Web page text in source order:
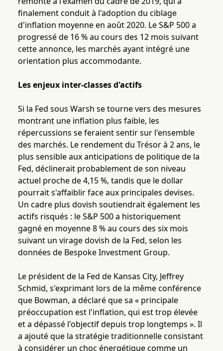
finalement conduit à l'adoption du ciblage
d'inflation moyenne en août 2020. Le S&P 500 a
progressé de 16 % au cours des 12 mois suivant
cette annonce, les marchés ayant intégré une
orientation plus accommodante.
Les enjeux inter-classes d'actifs
Si la Fed sous Warsh se tourne vers des mesures
montrant une inflation plus faible, les
répercussions se feraient sentir sur l'ensemble
des marchés. Le rendement du Trésor à 2 ans, le
plus sensible aux anticipations de politique de la
Fed, déclinerait probablement de son niveau
actuel proche de 4,15 %, tandis que le dollar
pourrait s'affaiblir face aux principales devises.
Un cadre plus dovish soutiendrait également les
actifs risqués : le S&P 500 a historiquement
gagné en moyenne 8 % au cours des six mois
suivant un virage dovish de la Fed, selon les
données de Bespoke Investment Group.
Le président de la Fed de Kansas City, Jeffrey
Schmid, s'exprimant lors de la même conférence
que Bowman, a déclaré que sa « principale
préoccupation est l'inflation, qui est trop élevée
et a dépassé l'objectif depuis trop longtemps ». Il
a ajouté que la stratégie traditionnelle consistant
à considérer un choc énergétique comme un